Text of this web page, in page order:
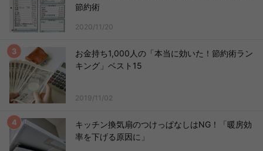
節約術
2020/11/20
お金持ち1,000人の「本当に効いた！節約術ラン
キング」ベスト15
2019/11/02
キッチン換気扇のつけっぱなしはNG！「暖房効
率を下げる原因に」